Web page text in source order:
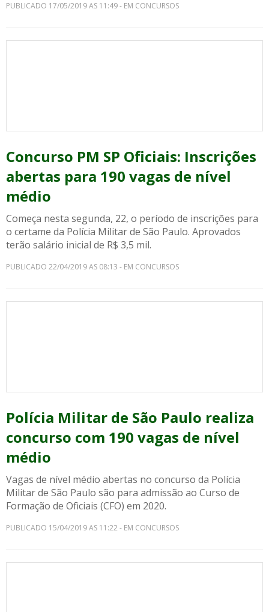
PUBLICADO 17/05/2019 AS 11:49 - EM CONCURSOS
Concurso PM SP Oficiais: Inscrições
abertas para 190 vagas de nível
médio
Começa nesta segunda, 22, o período de inscrições para
o certame da Polícia Militar de São Paulo. Aprovados
terão salário inicial de R$ 3,5 mil.
PUBLICADO 22/04/2019 AS 08:13 - EM CONCURSOS
Polícia Militar de São Paulo realiza
concurso com 190 vagas de nível
médio
Vagas de nível médio abertas no concurso da Polícia
Militar de São Paulo são para admissão ao Curso de
Formação de Oficiais (CFO) em 2020.
PUBLICADO 15/04/2019 AS 11:22 - EM CONCURSOS